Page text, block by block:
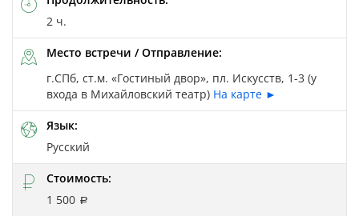
2 ч.
Место встречи / Отправление:
г.СПб, ст.м. «Гостиный двор», пл. Искусств, 1-3 (у
входа в Михайловский театр) На карте ►
Язык:
Русский
Стоимость:
1 500